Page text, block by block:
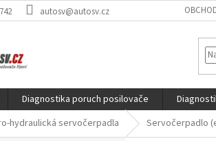
autosv@autosv.cz
Diagnostika poruch posilovače
hydraulická servočerpadla Servočerpadlo